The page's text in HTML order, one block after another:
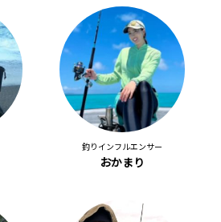
釣りインフルエンサー
おかまり